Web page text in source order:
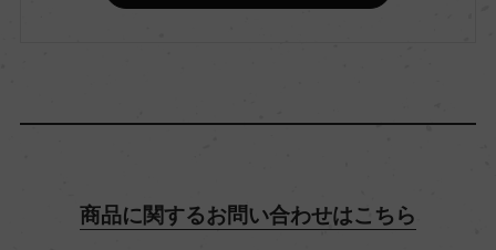
品種（原材料）
アルコール度数
商品に関するお問い合わせはこちら